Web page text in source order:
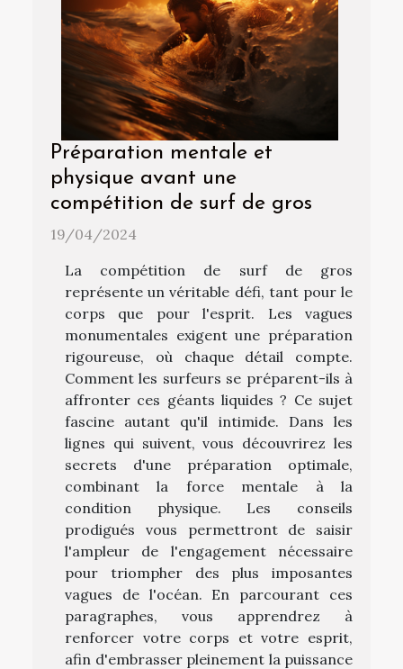
Préparation mentale et
physique avant une
compétition de surf de gros
19/04/2024
La compétition de surf de gros
représente un véritable défi, tant pour le
corps que pour l'esprit. Les vagues
monumentales exigent une préparation
rigoureuse, où chaque détail compte.
Comment les surfeurs se préparent-ils à
affronter ces géants liquides ? Ce sujet
fascine autant qu'il intimide. Dans les
lignes qui suivent, vous découvrirez les
secrets d'une préparation optimale,
combinant la force mentale à la
condition physique. Les conseils
prodigués vous permettront de saisir
l'ampleur de l'engagement nécessaire
pour triompher des plus imposantes
vagues de l'océan. En parcourant ces
paragraphes, vous apprendrez à
renforcer votre corps et votre esprit,
afin d'embrasser pleinement la puissance